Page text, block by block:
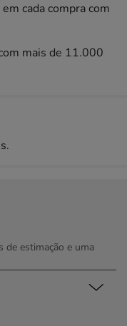
cada compra com
mais de 11.000
de estimação e uma